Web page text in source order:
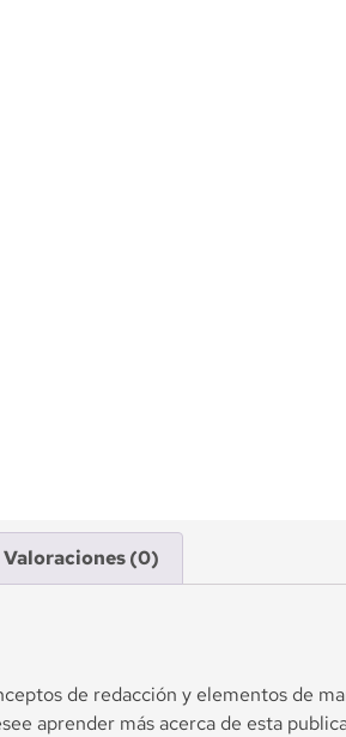
Valoraciones (0)
de redacción y elementos de
aprender más acerca de esta